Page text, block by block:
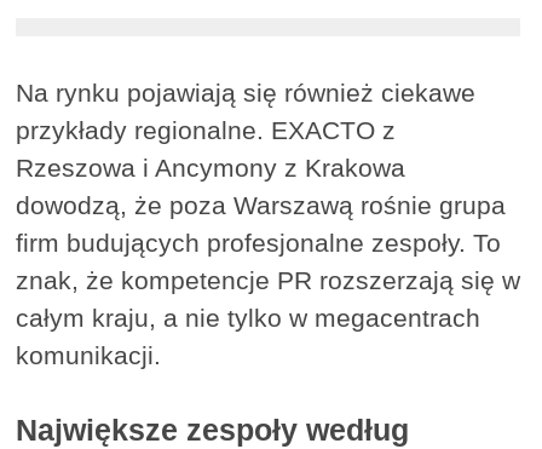
Na rynku pojawiają się również ciekawe
przykłady regionalne. EXACTO z
Rzeszowa i Ancymony z Krakowa
dowodzą, że poza Warszawą rośnie grupa
firm budujących profesjonalne zespoły. To
znak, że kompetencje PR rozszerzają się w
całym kraju, a nie tylko w megacentrach
komunikacji.
Największe zespoły według